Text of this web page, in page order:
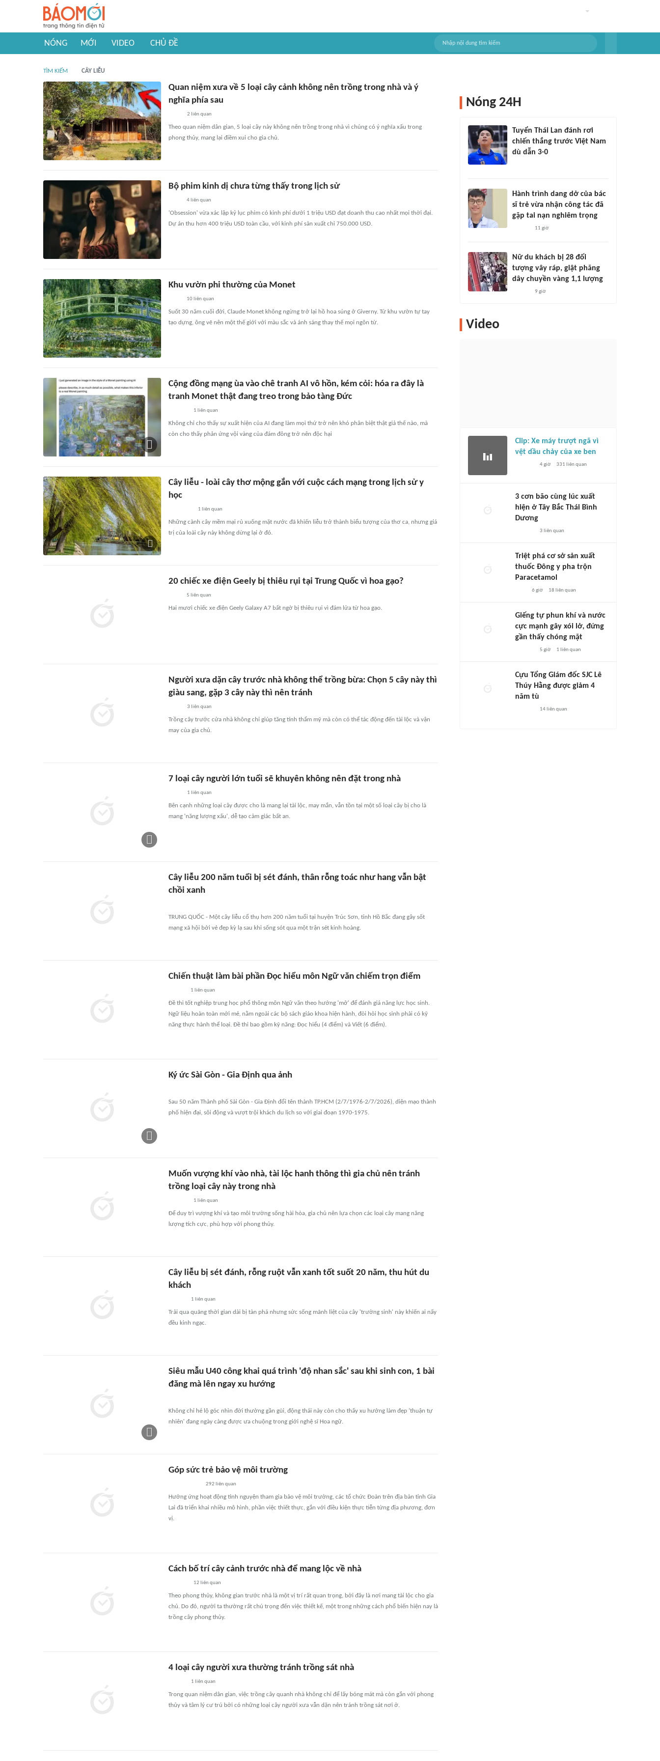
NÓNG MỚI VIDEO CHỦ ĐỀ
TÌM KIẾM CÂY LIỄU
Quan niệm xưa về 5 loại cây cảnh không nên trồng trong nhà và ý
nghĩa phía sau
2 liên quan
Theo quan niệm dân gian, 5 loại cây này không nên trồng trong nhà vì chúng có ý nghĩa xấu trong
phong thủy, mang lại điềm xui cho gia chủ.
Bộ phim kinh dị chưa từng thấy trong lịch sử
4liên quan
'Obsession' vừa xác lập kỷ lục phim có kinh phí dưới 1 triệu USD đạt doanh thu cao nhất mọi thời đại.
Dự án thu hơn 400 triệu USD toàn cầu, với kinh phí sản xuất chỉ 750.000 USD.
Khu vườn phi thường của Monet
10liên quan
Suốt 30 năm cuối đời, Claude Monet không ngừng trở lại hồ hoa súng ở Giverny. Từ khu vườn tự tay
tạo dựng, ông vẽ nên một thế giới với màu sắc và ánh sáng thay thế mọi ngôn từ.
Cộng đồng mạng ùa vào chê tranh AI vô hồn, kém cỏi: hóa ra đây là
tranh Monet thật đang treo trong bảo tàng Đức
1 liên quan
Không chỉ cho thấy sự xuất hiện của AI đang làm mọi thứ trở nên khó phân biệt thật giả thế nào, mà
còn cho thấy phản ứng vội vàng của đám đông trở nên độc hại
Cây liễu - loài cây thơ mộng gắn với cuộc cách mạng trong lịch sử y
học
1 liên quan
Những cành cây mềm mại rủ xuống mặt nước đã khiến liễu trở thành biểu tượng của thơ ca, nhưng giá
trị của loài cây này không dừng lại ở đó.
20 chiếc xe điện Geely bị thiêu rụi tại Trung Quốc vì hoa gạo?
5 liên quan
Hai mươi chiếc xe điện Geely Galaxy A7 bất ngờ bị thiêu rụi vì đám lửa từ hoa gạo.
Người xưa dặn cây trước nhà không thể trồng bừa: Chọn 5 cây này thì
giàu sang, gặp 3 cây này thì nên tránh
3 liên quan
Trồng cây trước cửa nhà không chỉ giúp tăng tính thẩm mỹ mà còn có thể tác động đến tài lộc và vận
may của gia chủ.
7 loại cây người lớn tuổi sẽ khuyên không nên đặt trong nhà
1 liên quan
Bên cạnh những loại cây được cho là mang lại tài lộc, may mắn, vẫn tồn tại một số loại cây bị cho là
mang 'năng lượng xấu', dễ tạo cảm giác bất an.
Cây liễu 200 năm tuổi bị sét đánh, thân rỗng toác như hang vẫn bật
chồi xanh
TRUNG QUỐC - Một cây liễu cổ thụ hơn 200 năm tuổi tại huyện Trúc Sơn, tỉnh Hồ Bắc đang gây sốt
mạng xã hội bởi vẻ đẹp kỳ lạ sau khi sống sót qua một trận sét kinh hoàng.
Chiến thuật làm bài phần Đọc hiểu môn Ngữ văn chiếm trọn điểm
1 liên quan
Đề thi tốt nghiệp trung học phổ thông môn Ngữ văn theo hướng 'mở' để đánh giá năng lực học sinh.
Ngữ liệu hoàn toàn mới mẻ, nằm ngoài các bộ sách giáo khoa hiện hành, đòi hỏi học sinh phải có kỹ
năng thực hành thể loại. Đề thi bao gồm kỹ năng: Đọc hiểu (4 điểm) và Viết (6 điểm).
Ký ức Sài Gòn - Gia Định qua ảnh
Sau 50 năm Thành phố Sài Gòn - Gia Định đổi tên thành TP.HCM (2/7/1976-2/7/2026), diện mạo thành
phố hiện đại, sôi động và vượt trội khách du lịch so với giai đoạn 1970-1975.
Muốn vượng khí vào nhà, tài lộc hanh thông thì gia chủ nên tránh
trồng loại cây này trong nhà
1 liên quan
Để duy trì vượng khí và tạo môi trường sống hài hòa, gia chủ nên lựa chọn các loại cây mang năng
lượng tích cực, phù hợp với phong thủy.
Cây liễu bị sét đánh, rỗng ruột vẫn xanh tốt suốt 20 năm, thu hút du
khách
1 liên quan
Trải qua quãng thời gian dài bị tàn phá nhưng sức sống mãnh liệt của cây 'trường sinh' này khiến ai nấy
đều kinh ngạc.
Siêu mẫu U40 công khai quá trình 'độ nhan sắc' sau khi sinh con, 1 bài
đăng mà lên ngay xu hướng
Không chỉ hé lộ góc nhìn đời thường gần gũi, động thái này còn cho thấy xu hướng làm đẹp 'thuận tự
nhiên' đang ngày càng được ưa chuộng trong giới nghệ sĩ Hoa ngữ.
Góp sức trẻ bảo vệ môi trường
292 liên quan
Hưởng ứng hoạt động tình nguyện tham gia bảo vệ môi trường, các tổ chức Đoàn trên địa bàn tỉnh Gia
Lai đã triển khai nhiều mô hình, phần việc thiết thực, gắn với điều kiện thực tiễn từng địa phương, đơn
vị.
Cách bố trí cây cảnh trước nhà để mang lộc về nhà
12 liên quan
Theo phong thủy, không gian trước nhà là một vị trí rất quan trọng, bởi đây là nơi mang tài lộc cho gia
chủ. Do đó, người ta thường rất chú trọng đến việc thiết kế, một trong những cách phổ biến hiện nay là
trồng cây phong thủy.
4 loại cây người xưa thường tránh trồng sát nhà
1 liên quan
Trong quan niệm dân gian, việc trồng cây quanh nhà không chỉ để lấy bóng mát mà còn gắn với phong
thủy và tâm lý cư trú bởi có những loại cây người xưa vẫn dặn nên tránh trồng sát nơi ở.
Nóng 24H
Tuyển Thái Lan đánh rơi
chiến thắng trước Việt Nam
dù dẫn 3-0
Hành trình dang dở của bác
sĩ trẻ vừa nhận công tác đã
gặp tai nạn nghiêm trọng
11 giờ
Nữ du khách bị 28 đối
tượng vây ráp, giật phăng
dây chuyền vàng 1,1 lượng
9 giờ
Video
Clip: Xe máy trượt ngã vì
vệt dầu chảy của xe ben
4 giờ 331 liên quan
3 cơn bão cùng lúc xuất
hiện ở Tây Bắc Thái Bình
Dương
3 liên quan
Triệt phá cơ sở sản xuất
thuốc Đông y pha trộn
Paracetamol
6 giờ 18 liên quan
Giếng tự phun khí và nước
cực mạnh gây xói lở, đứng
gần thấy chóng mặt
5 giờ 1 liên quan
Cựu Tổng Giám đốc SJC Lê
Thúy Hằng được giảm 4
năm tù
14 liên quan